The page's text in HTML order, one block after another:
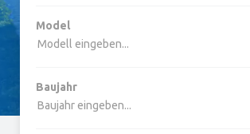
Model
Modell eingeben...
Baujahr
Baujahr eingeben...